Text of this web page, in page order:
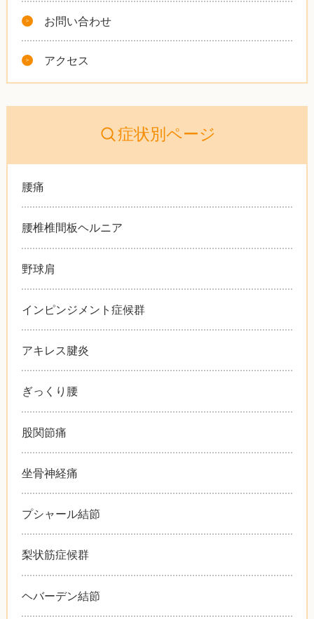
お問い合わせ
アクセス
症状別ページ
腰痛
腰椎椎間板ヘルニア
野球肩
インピンジメント症候群
アキレス腱炎
ぎっくり腰
股関節痛
坐骨神経痛
プシャール結節
梨状筋症候群
ヘバーデン結節